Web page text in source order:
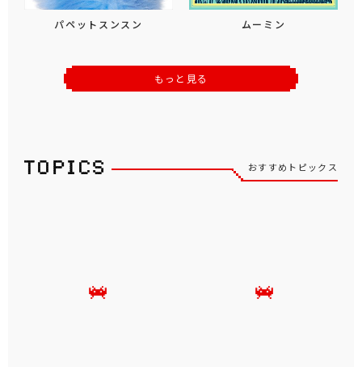
パペットスンスン ムーミン
もっと見る
おすすめトピックス